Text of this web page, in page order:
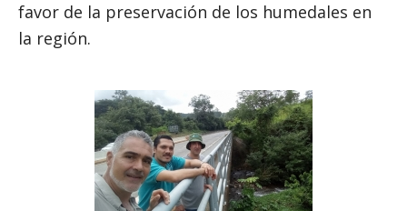
favor de la preservación de los humedales en
la región.